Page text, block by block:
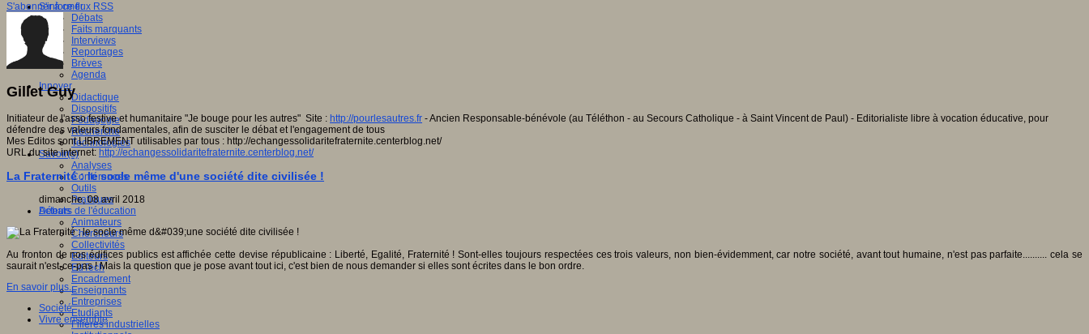
S'informer
Débats
Faits marquants
Interviews
Reportages
Brèves
Agenda
Innover
Didactique
Dispositifs
Pédagogie
Recherche
Technologies
Savoir(s)
Analyses
Conférences
Outils
Pratiques
Acteurs de l'éducation
Animateurs
Chercheurs
Collectivités
Editeurs
EdTech
Encadrement
Enseignants
Entreprises
Etudiants
Filières industrielles
S'abonner à ce flux RSS
Gillet Guy
Initiateur de l'asso festive et humanitaire "Je bouge pour les autres" Site : http://pourlesautres.fr - Ancien Responsable-bénévole (au Téléthon - au Secours Catholique - à Saint Vincent de Paul) - Editorialiste libre à vocation éducative, pour
défendre des valeurs fondamentales, afin de susciter le débat et l'engagement de tous
Mes Editos sont LIBREMENT utilisables par tous : http://echangessolidaritefraternite.centerblog.net/
URL du site internet: http://echangessolidaritefraternite.centerblog.net/
La Fraternité : le socle même d'une société dite civilisée !
dimanche, 08 avril 2018
Débats
Au fronton de nos édifices publics est affichée cette devise républicaine : Liberté, Egalité, Fraternité ! Sont-elles toujours respectées ces trois valeurs, non bien-évidemment, car notre société, avant tout humaine, n'est pas parfaite.......... cela se
saurait n'est-ce-pas ! Mais la question que je pose avant tout ici, c'est bien de nous demander si elles sont écrites dans le bon ordre.
En savoir plus...
Société
Vivre ensemble